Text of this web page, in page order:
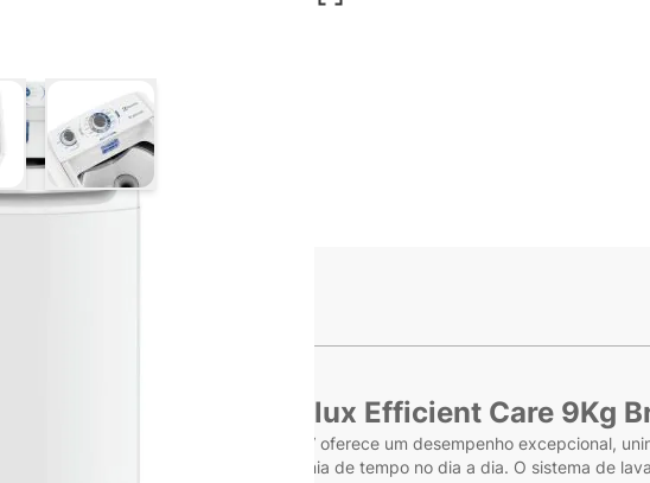
larger imageView larger image
Lavar Roupas Electrolux Efficient Care 9Kg
Efficient Care 9Kg Branca LED09 - 127V oferece um desempenho excepcional,
que buscam praticidade e economia de tempo no dia a dia. O sistema de